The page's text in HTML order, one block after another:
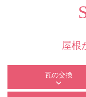
屋根
瓦の交換